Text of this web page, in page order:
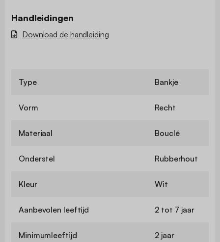
Handleidingen
Download de handleiding
Type Bankje
Vorm Recht
Materiaal Bouclé
Onderstel Rubberhout
Kleur Wit
Aanbevolen leeftijd 2 tot 7 jaar
Minimumleeftijd 2 jaar